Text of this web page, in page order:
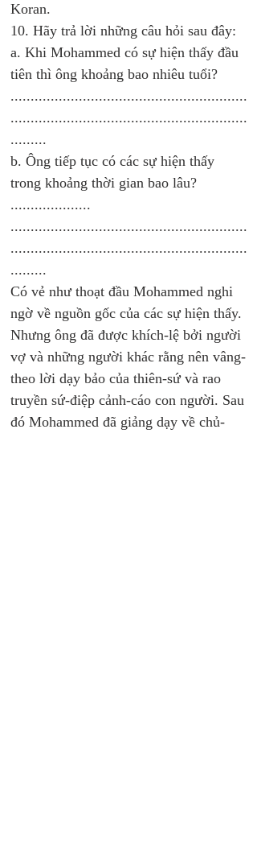
Koran.
10. Hãy trả lời những câu hỏi sau đây:
a. Khi Mohammed có sự hiện thấy đầu
tiên thì ông khoảng bao nhiêu tuổi?
...........................................................
...........................................................
.........
b. Ông tiếp tục có các sự hiện thấy
trong khoảng thời gian bao lâu?
....................
...........................................................
...........................................................
.........
Có vẻ như thoạt đầu Mohammed nghi
ngờ về nguồn gốc của các sự hiện thấy.
Nhưng ông đã được khích-lệ bởi người
vợ và những người khác rằng nên vâng-
theo lời dạy bảo của thiên-sứ và rao
truyền sứ-điệp cảnh-cáo con người. Sau
đó Mohammed đã giảng dạy về chủ-